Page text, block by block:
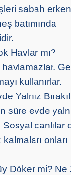
sabah
batımında
Havlar mı?
kullanırlar.
Yalnız
süre evde
Sosyal canlılar
onları
Döker mi? Ne